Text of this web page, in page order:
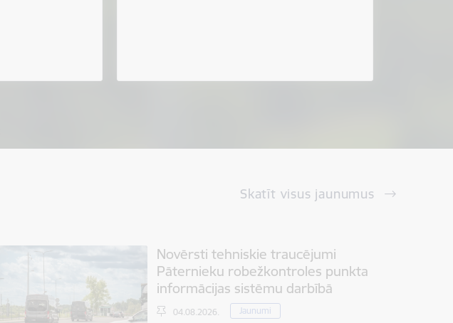
Skatīt visus jaunumus
Novērsti tehniskie traucējumi
Pāternieku robežkontroles punkta
informācijas sistēmu darbībā
04.08.2026. Jaunumi